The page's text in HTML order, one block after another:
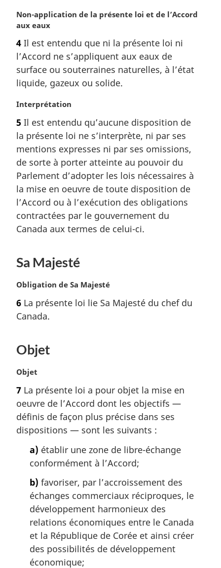
l
e
N
o
e
m
a
r
i
a
l
:
Non-application de la présente loi et de l’Accord
aux eaux
4 Il est entendu que ni la présente loi ni
l’Accord ne s’appliquent aux eaux de
surface ou souterraines naturelles, à l’état
liquide, gazeux ou solide.
N
t
e
m
a
g
i
n
a
l
e
Interprétation
5 Il est entendu qu’aucune disposition de
la présente loi ne s’interprète, ni par ses
mentions expresses ni par ses omissions,
de sorte à porter atteinte au pouvoir du
Parlement d’adopter les lois nécessaires à
la mise en oeuvre de toute disposition de
l’Accord ou à l’exécution des obligations
contractées par le gouvernement du
Canada aux termes de celui-ci.
Sa Majesté
N
t
e
r
i
a
l
e
Obligation de Sa Majesté
6 La présente loi lie Sa Majesté du chef du
Canada.
Objet
N
t
e
m
a
Objet
7 La présente loi a pour objet la mise en
oeuvre de l’Accord dont les objectifs —
définis de façon plus précise dans ses
dispositions — sont les suivants :
a) établir une zone de libre-échange
conformément à l’Accord;
b) favoriser, par l’accroissement des
échanges commerciaux réciproques, le
développement harmonieux des
relations économiques entre le Canada
et la République de Corée et ainsi créer
des possibilités de développement
économique;